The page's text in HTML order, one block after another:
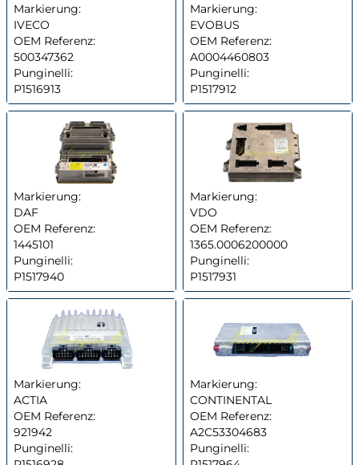
Markierung:
IVECO
OEM Referenz:
500347362
Punginelli:
P1516913
Markierung:
EVOBUS
OEM Referenz:
A0004460803
Punginelli:
P1517912
Markierung:
DAF
OEM Referenz:
1445101
Punginelli:
P1517940
Markierung:
VDO
OEM Referenz:
1365.0006200000
Punginelli:
P1517931
Markierung:
ACTIA
OEM Referenz:
921942
Punginelli:
Markierung:
CONTINENTAL
OEM Referenz:
A2C53304683
Punginelli: